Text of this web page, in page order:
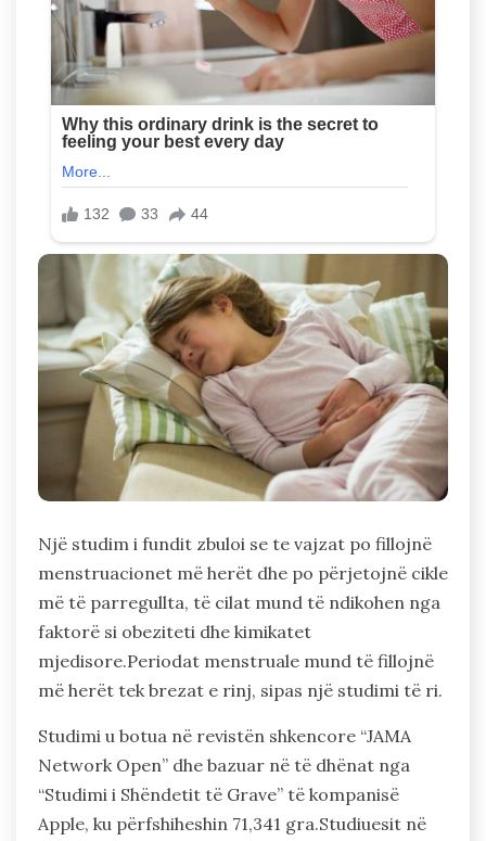
Një studim i fundit zbuloi se te vajzat po fillojnë
menstruacionet më herët dhe po përjetojnë cikle
më të parregullta, të cilat mund të ndikohen nga
faktorë si obeziteti dhe kimikatet
mjedisore.Periodat menstruale mund të fillojnë
më herët tek brezat e rinj, sipas një studimi të ri.
Studimi u botua në revistën shkencore “JAMA
Network Open” dhe bazuar në të dhënat nga
“Studimi i Shëndetit të Grave” të kompanisë
Apple, ku përfshiheshin 71,341 gra.Studiuesit në